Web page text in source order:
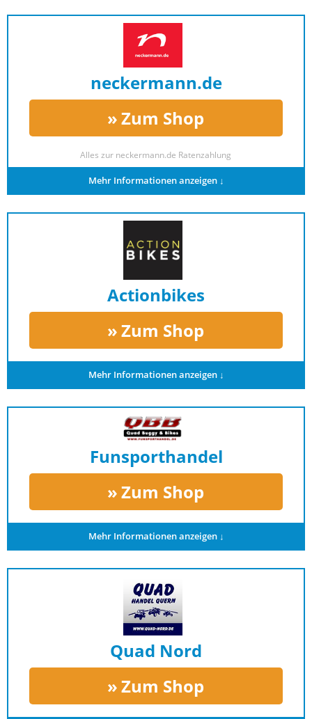
neckermann.de
Zum Shop
Alles zur neckermann.de Ratenzahlung
Mehr Informationen anzeigen ↓
Actionbikes
Zum Shop
Mehr Informationen anzeigen ↓
Funsporthandel
Zum Shop
Mehr Informationen anzeigen ↓
Quad Nord
Zum Shop